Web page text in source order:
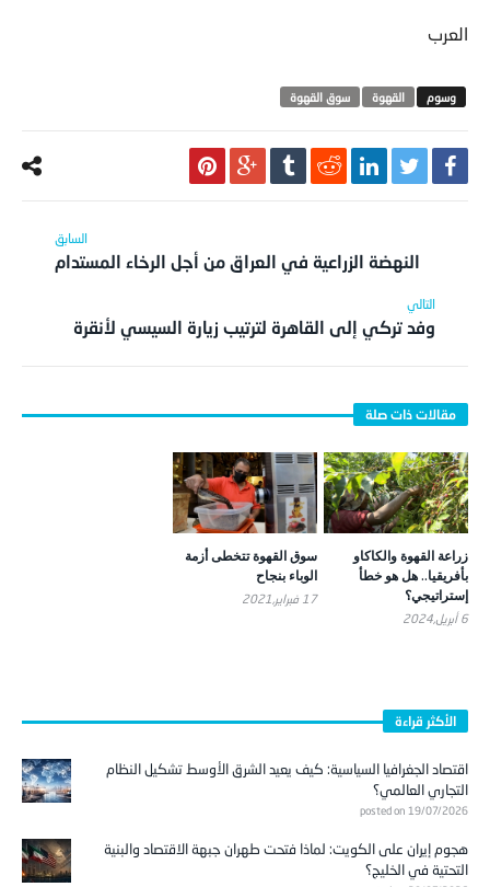
العرب
القهوة سوق القهوة
النهضة الزراعية في العراق من أجل الرخاء المستدام
وفد تركي إلى القاهرة لترتيب زيارة السيسي لأنقرة
زراعة القهوة والكاكاو
بأفريقيا.. هل هو خطأ
إستراتيجي؟
6 أبريل,2024
سوق القهوة تتخطى أزمة
الوباء بنجاح
17 فبراير,2021
الأكثر قراءة
اقتصاد الجغرافيا السياسية: كيف يعيد الشرق الأوسط تشكيل النظام
التجاري العالمي؟
posted on 19/07/2026
هجوم إيران على الكويت: لماذا فتحت طهران جبهة الاقتصاد والبنية
التحتية في الخليج؟